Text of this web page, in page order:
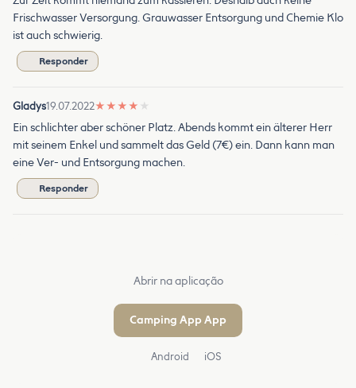
Frischwasser Versorgung. Grauwasser Entsorgung und Chemie Klo
ist auch schwierig.
Responder
Gladys19.07.2022★ ★ ★ ★ ★
Ein schlichter aber schöner Platz. Abends kommt ein älterer Herr
mit seinem Enkel und sammelt das Geld (7€) ein. Dann kann man
eine Ver- und Entsorgung machen.
Responder
Abrir na aplicação
Camping App App
Android iOS